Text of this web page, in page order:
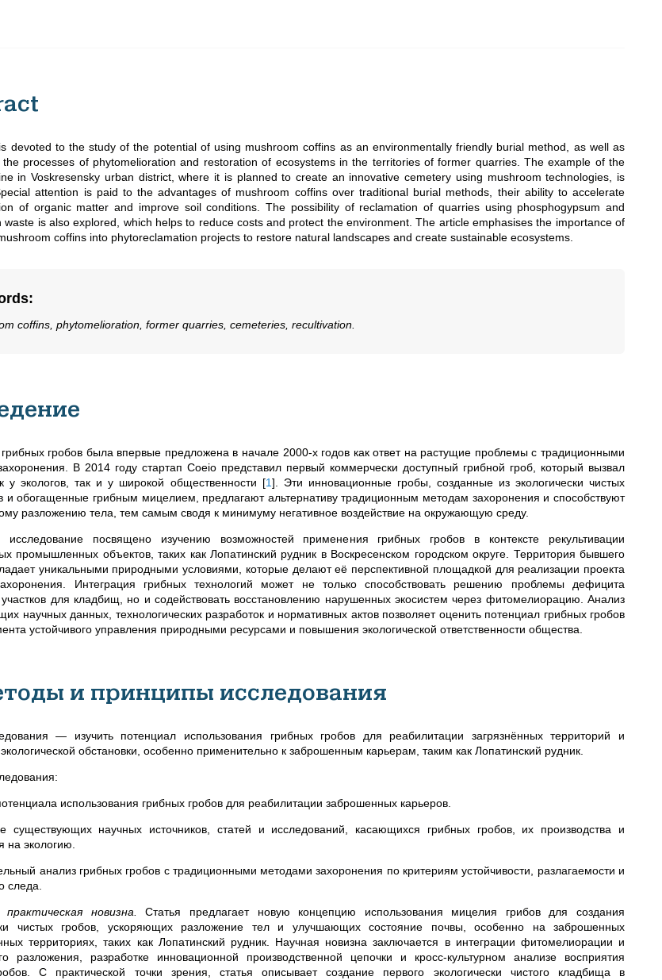
devoted to the study of the potential of using mushroom coffins as an environmentally friendly burial method, as well as
processes of phytomelioration and restoration of ecosystems in the territories of former quarries. The example of the
in Voskresensky urban district, where it is planned to create an innovative cemetery using mushroom technologies, is
attention is paid to the advantages of mushroom coffins over traditional burial methods, their ability to accelerate
of organic matter and improve soil conditions. The possibility of reclamation of quarries using phosphogypsum and
waste is also explored, which helps to reduce costs and protect the environment. The article emphasises the importance of
coffins into phytoreclamation projects to restore natural landscapes and create sustainable ecosystems.
:
coffins, phytomelioration, former quarries, cemeteries, recultivation.
гробов была впервые предложена в начале 2000-х годов как ответ на растущие проблемы с традиционными
В 2014 году стартап Coeio представил первый коммерчески доступный грибной гроб, который вызвал
у экологов, так и у широкой общественности [1] . Эти инновационные гробы, созданные из экологически чистых
и обогащенные грибным мицелием, предлагают альтернативу традиционным методам захоронения и способствуют
разложению тела, тем самым сводя к минимуму негативное воздействие на окружающую среду.
исследование посвящено изучению возможностей применения грибных гробов в контексте рекультивации
промышленных объектов, таких как Лопатинский рудник в Воскресенском городском округе. Территория бывшего
уникальными природными условиями, которые делают её перспективной площадкой для реализации проекта
Интеграция грибных технологий может не только способствовать решению проблемы дефицита
для кладбищ, но и содействовать восстановлению нарушенных экосистем через фитомелиорацию. Анализ
научных данных, технологических разработок и нормативных актов позволяет оценить потенциал грибных гробов
устойчивого управления природными ресурсами и повышения экологической ответственности общества.
и принципы исследования
— изучить потенциал использования грибных гробов для реабилитации загрязнённых территорий и
обстановки, особенно применительно к заброшенным карьерам, таким как Лопатинский рудник.
использования грибных гробов для реабилитации заброшенных карьеров.
существующих научных источников, статей и исследований, касающихся грибных гробов, их производства и
на экологию.
анализ грибных гробов с традиционными методами захоронения по критериям устойчивости, разлагаемости и
следа.
новизна.
Статья предлагает новую концепцию использования мицелия грибов для создания
чистых гробов, ускоряющих разложение тел и улучшающих состояние почвы, особенно на заброшенных
территориях, таких как Лопатинский рудник. Научная новизна заключается в интеграции фитомелиорации и
разложения, разработке инновационной производственной цепочки и кросс-культурном анализе восприятия
С практической точки зрения, статья описывает создание первого экологически чистого кладбища в